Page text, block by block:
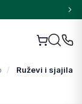
Ruževi i sjajila